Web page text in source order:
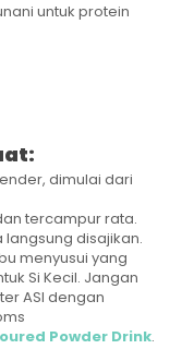
untuk protein
dimulai dari
tercampur rata.
langsung disajikan.
menyusui yang
Si Kecil. Jangan
ASI dengan
Powder Drink.